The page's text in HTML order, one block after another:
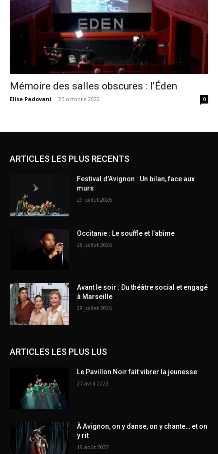
Mémoire des salles obscures : l’Éden
Elise Padovani - 25 octobre 2022 0
ARTICLES LES PLUS RECENTS
Festival d’Avignon : Un bilan, face aux
murs
29 juillet 2026
Occitanie : Le souffle et l’abîme
28 juillet 2026
Avant le soir : Du théâtre social et engagé
à Marseille
28 juillet 2026
ARTICLES LES PLUS LUS
Le Pavillon Noir fait vibrer la jeunesse
27 avril 2023
À Avignon, on y danse, on y chante… et on
y rit
19 août 2022